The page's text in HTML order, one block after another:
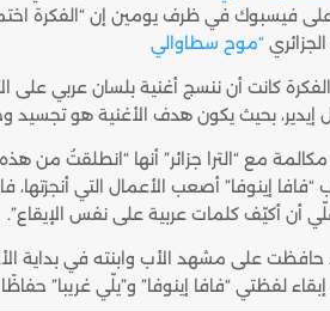
فيسبوك في ظرف يومين إن “الفكرة
“موح سطاوالي
كانت أن ننسج أغنية بلسان عربي على
مع “الترا جزائر” أنها “انطلقتُ من هذه
إينوفا” أصعب الأعمال التي أنجزتها،
أن أكيّف كلمات عربية على نفس الإيقاع”.
حافظت على مشهد الأب وابنته في بداية
لفظتي “فافا إينوفا” و”يلّي غريبا”